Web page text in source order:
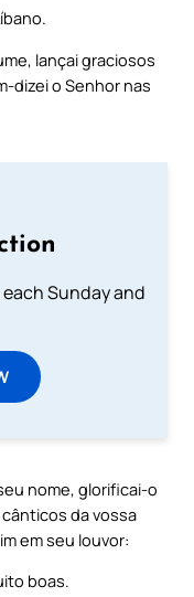
lançai graciosos
dizei o Senhor nas
Sunday and
nome, glorificai-o
da vossa
em seu louvor:
boas.